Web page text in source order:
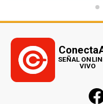
SEÑAL
VIVO